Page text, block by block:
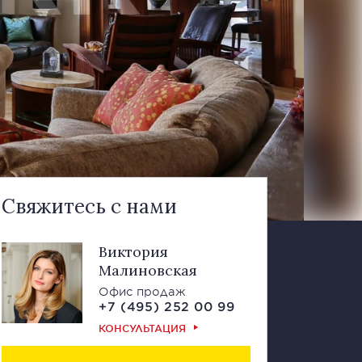
Свяжитесь с нами
Виктория
Малиновская
Офис продаж
+7 (495) 252 00 99
КОНСУЛЬТАЦИЯ